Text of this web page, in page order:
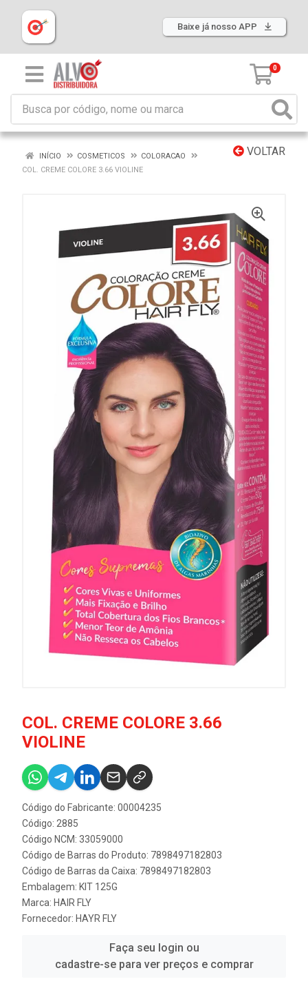
Baixe já nosso APP
0
VOLTAR
INÍCIO COSMETICOS
COLORACAO
COL. CREME COLORE 3.66 VIOLINE
COL. CREME COLORE 3.66
VIOLINE
Código do Fabricante: 00004235
Código: 2885
Código NCM: 33059000
Código de Barras do Produto: 7898497182803
Código de Barras da Caixa: 7898497182803
Embalagem: KIT 125G
Marca: HAIR FLY
Fornecedor: HAYR FLY
Faça seu login ou
cadastre-se para ver preços e comprar